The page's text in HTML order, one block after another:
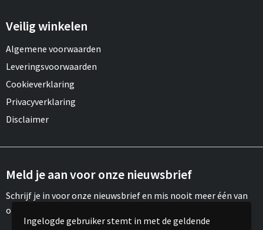
Veilig winkelen
Algemene voorwaarden
Leveringsvoorwaarden
Cookieverklaring
Privacyverklaring
Disclaimer
Meld je aan voor onze nieuwsbrief
Schrijf je in voor onze nieuwsbrief en mis nooit meer één van
onze leuke aanbiedingen of updates.
Ingelogde gebruiker stemt in met de geldende